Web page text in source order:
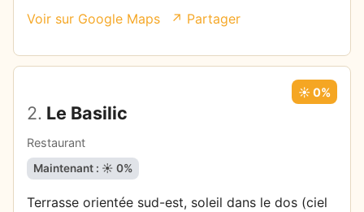
Voir sur Google Maps ↗ Partager
2. Le Basilic
Restaurant
☀️ 0%
Maintenant : ☀️ 0%
Terrasse orientée sud-est, soleil dans le dos (ciel